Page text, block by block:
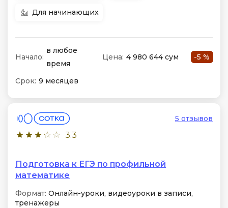
Для начинающих
Начало:
в любое
время
Цена: 4 980 644 сум -5 %
Срок: 9 месяцев
3.3
5 отзывов
Подготовка к ЕГЭ по профильной
математике
Формат: Онлайн-уроки, видеоуроки в записи,
тренажеры